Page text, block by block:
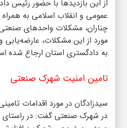
از این بازدیدها با حضور رئیس
عمومی و انقلاب اسلامی به
مورد از این مشکلات، عارضه‌یابی
به دادگستری استان ارجاع شده
تامین امنیت شهرک صنعتی
سیدزادگان در مورد اقدامات
در شهرک صنعتی گفت: در راستای